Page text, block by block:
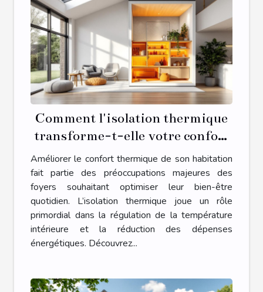
Comment l'isolation thermique
transforme-t-elle votre confort
domestique ?
Améliorer le confort thermique de son habitation
fait partie des préoccupations majeures des
foyers souhaitant optimiser leur bien-être
quotidien. L’isolation thermique joue un rôle
primordial dans la régulation de la température
intérieure et la réduction des dépenses
énergétiques. Découvrez...